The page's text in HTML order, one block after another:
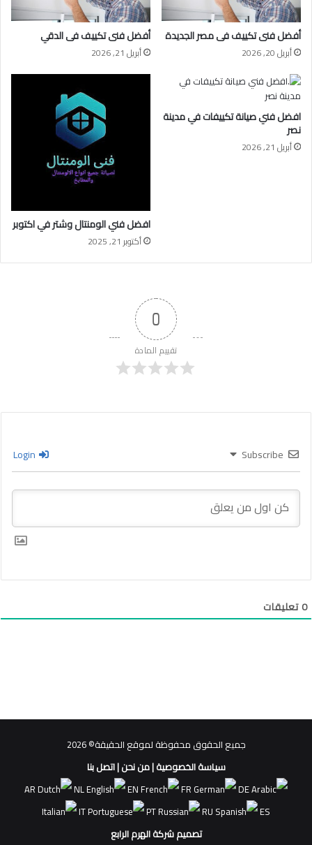
أفضل فنى تكييف فى مصر الجديدة
أبريل 20, 2026
أفضل فنى تكييف فى الدقي
أبريل 21, 2026
افضل فني صيانة تكييفات في مدينة
نصر
أبريل 21, 2026
افضل فني الومنتال وشتر في اكتوبر
أكتوبر 21, 2025
0
تقييم المادة
Subscribe
0تعليقات
جميع الحقوق محفوظة لموقع الحقيقة© 2026
سياسة الخصوصية|من نحن|اتصل بنا
AR
NL EN FR
DE
IT
PT RU
ES
تصميم شركة الهرم الرابع